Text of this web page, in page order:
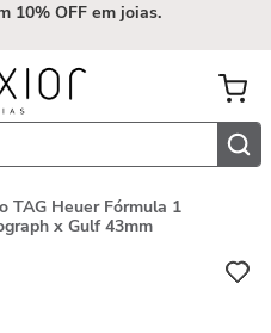
10% OFF em joias.
TAG Heuer Fórmula 1
x Gulf 43mm